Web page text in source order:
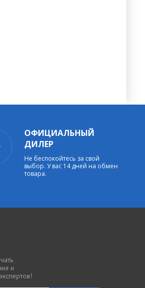
ОФИЦИАЛЬНЫЙ
ДИЛЕР
Не беспокойтесь за свой
выбор. У вас 14 дней на обмен
товара.
и